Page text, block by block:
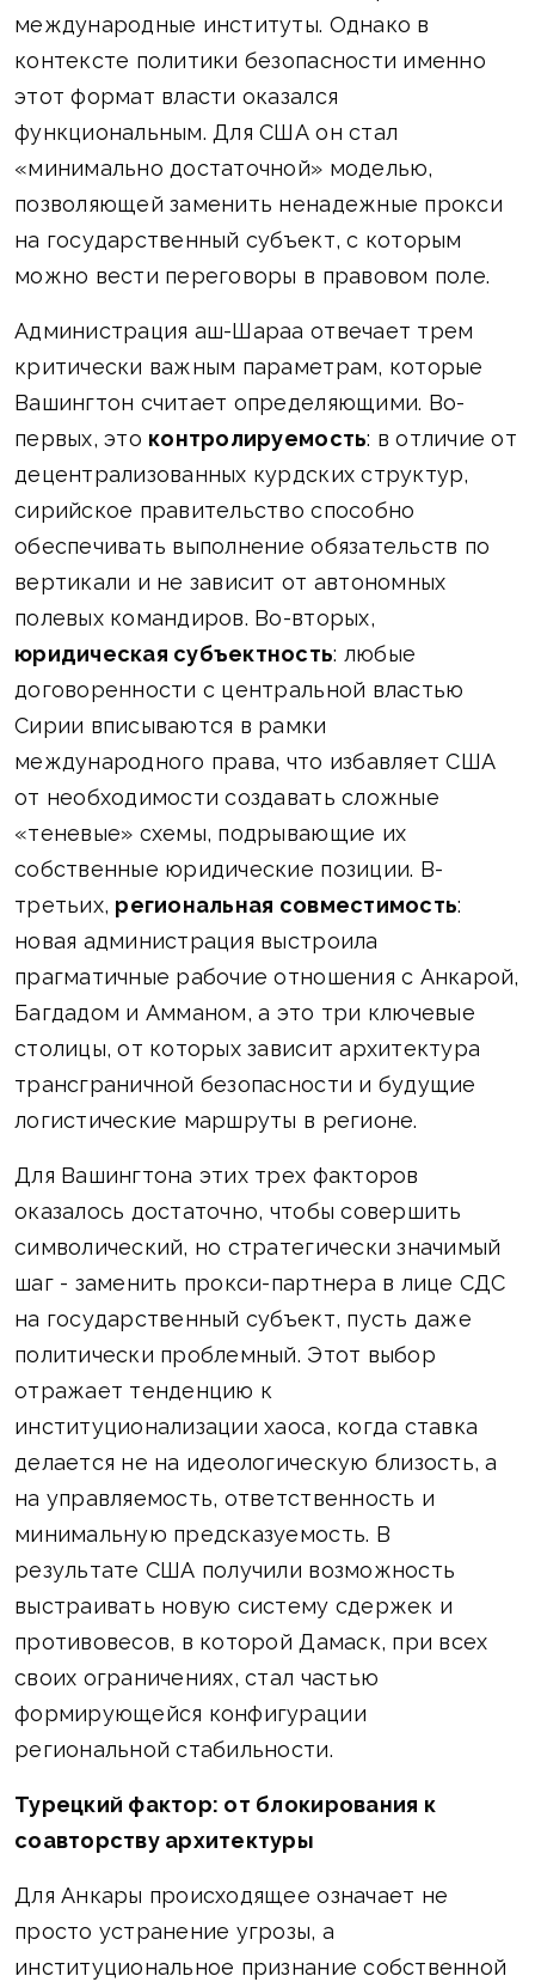
международные институты. Однако в
контексте политики безопасности именно
этот формат власти оказался
функциональным. Для США он стал
«минимально достаточной» моделью,
позволяющей заменить ненадежные прокси
на государственный субъект, с которым
можно вести переговоры в правовом поле.
Администрация аш-Шараа отвечает трем
критически важным параметрам, которые
Вашингтон считает определяющими. Во-
первых, это контролируемость: в отличие от
децентрализованных курдских структур,
сирийское правительство способно
обеспечивать выполнение обязательств по
вертикали и не зависит от автономных
полевых командиров. Во-вторых,
юридическая субъектность: любые
договоренности с центральной властью
Сирии вписываются в рамки
международного права, что избавляет США
от необходимости создавать сложные
«теневые» схемы, подрывающие их
собственные юридические позиции. В-
третьих, региональная совместимость:
новая администрация выстроила
прагматичные рабочие отношения с Анкарой,
Багдадом и Амманом, а это три ключевые
столицы, от которых зависит архитектура
трансграничной безопасности и будущие
логистические маршруты в регионе.
Для Вашингтона этих трех факторов
оказалось достаточно, чтобы совершить
символический, но стратегически значимый
шаг - заменить прокси-партнера в лице СДС
на государственный субъект, пусть даже
политически проблемный. Этот выбор
отражает тенденцию к
институционализации хаоса, когда ставка
делается не на идеологическую близость, а
на управляемость, ответственность и
минимальную предсказуемость. В
результате США получили возможность
выстраивать новую систему сдержек и
противовесов, в которой Дамаск, при всех
своих ограничениях, стал частью
формирующейся конфигурации
региональной стабильности.
Турецкий фактор: от блокирования к
соавторству архитектуры
Для Анкары происходящее означает не
просто устранение угрозы, а
институциональное признание собственной